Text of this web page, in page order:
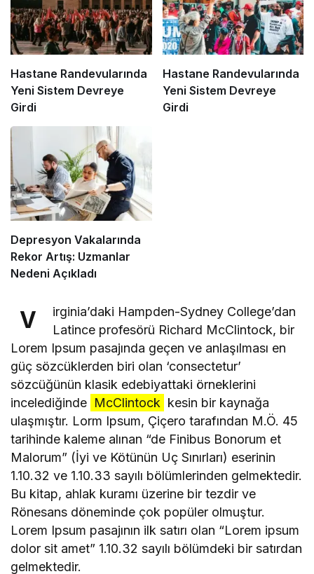
Hastane Randevularında
Yeni Sistem Devreye
Girdi
Hastane Randevularında
Yeni Sistem Devreye
Girdi
Depresyon Vakalarında
Rekor Artış: Uzmanlar
Nedeni Açıkladı
V
irginia’daki Hampden-Sydney College’dan
Latince profesörü Richard McClintock, bir
Lorem Ipsum pasajında geçen ve anlaşılması en
güç sözcüklerden biri olan ‘consectetur’
sözcüğünün klasik edebiyattaki örneklerini
incelediğinde McClintock kesin bir kaynağa
ulaşmıştır. Lorm Ipsum, Çiçero tarafından M.Ö. 45
tarihinde kaleme alınan “de Finibus Bonorum et
Malorum” (İyi ve Kötünün Uç Sınırları) eserinin
1.10.32 ve 1.10.33 sayılı bölümlerinden gelmektedir.
Bu kitap, ahlak kuramı üzerine bir tezdir ve
Rönesans döneminde çok popüler olmuştur.
Lorem Ipsum pasajının ilk satırı olan “Lorem ipsum
dolor sit amet” 1.10.32 sayılı bölümdeki bir satırdan
gelmektedir.